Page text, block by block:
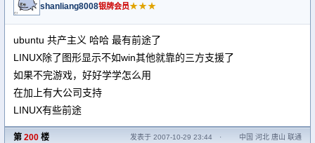
shanliang8008银牌会员★★★
ubuntu 共产主义 哈哈 最有前途了
LINUX除了图形显示不如win其他就靠的三方支援了
如果不完游戏，好好学学怎么用
在加上有大公司支持
LINUX有些前途
第 200 楼 发表于 2007-10-29 23:44· 中国 河北 唐山 联通